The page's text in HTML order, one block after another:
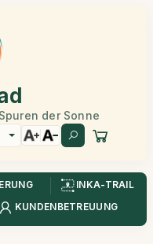
der Sonne
INKA-TRAIL
KUNDENBETREUUNG